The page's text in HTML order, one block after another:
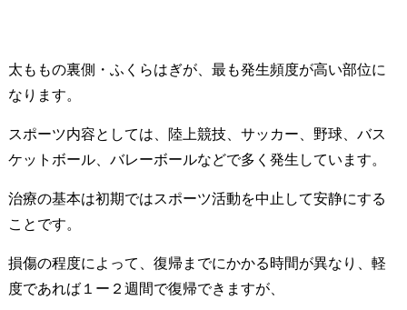
太ももの裏側・ふくらはぎが、最も発生頻度が高い部位に
なります。
スポーツ内容としては、陸上競技、サッカー、野球、バス
ケットボール、バレーボールなどで多く発生しています。
治療の基本は初期ではスポーツ活動を中止して安静にする
ことです。
損傷の程度によって、復帰までにかかる時間が異なり、軽
度であれば１ー２週間で復帰できますが、